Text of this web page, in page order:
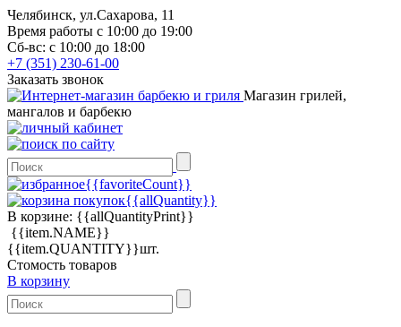
Челябинск, ул.Сахарова, 11
Время работы с 10:00 до 19:00
Сб-вс: с 10:00 до 18:00
+7 (351) 230-61-00
Заказать звонок
Магазин грилей,
мангалов и барбекю
{{favoriteCount}}
{{allQuantity}}
В корзине: {{allQuantityPrint}}
{{item.NAME}}
{{item.QUANTITY}}шт.
Стомость товаров
В корзину